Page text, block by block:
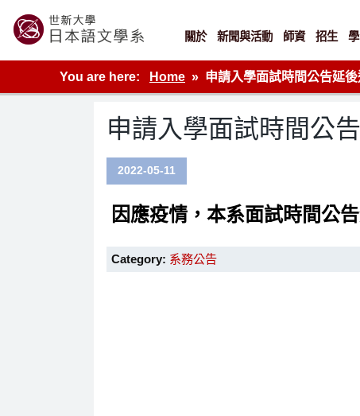
content
世新大學教學單位的網站
關於 新聞與活動 師資 招生
You are here: Home 申請入學面試時間公告延後
申請入學面試時間公
2022-05-11
因應疫情，本系面試時間公
Category: 系務公告